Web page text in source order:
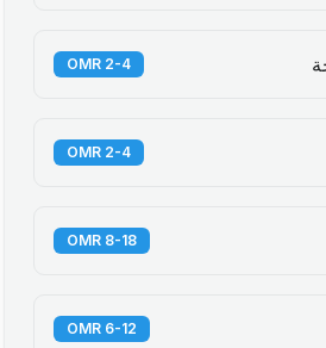
2-4 OMR
2-4 OMR
8-18 OMR
6-12 OMR